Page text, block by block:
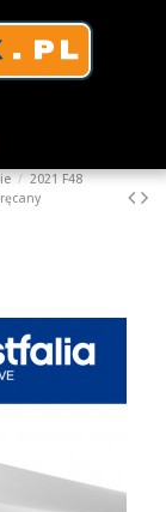
2021 F48